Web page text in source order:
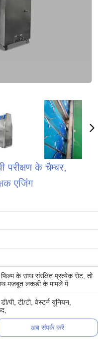
परीक्षण के चैम्बर,
एजिंग
फिल्म के साथ संरक्षित प्रत्येक सेट, तो
मजबूत लकड़ी के मामले में
पी, टी/टी, वेस्टर्न यूनियन,
अब संपर्क करें